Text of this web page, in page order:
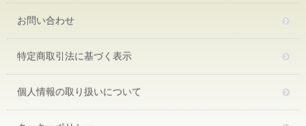
お問い合わせ
特定商取引法に基づく表示
個人情報の取り扱いについて